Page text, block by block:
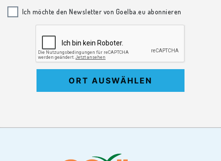
Ich möchte den Newsletter von Goelba.eu abonnieren
ORT AUSWÄHLEN